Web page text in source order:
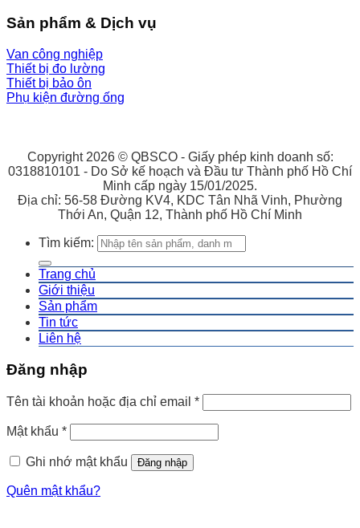
Sản phẩm & Dịch vụ
Van công nghiệp
Thiết bị đo lường
Thiết bị bảo ôn
Phụ kiện đường ống
Copyright 2026 © QBSCO - Giấy phép kinh doanh số:
0318810101 - Do Sở kế hoạch và Đầu tư Thành phố Hồ Chí
Minh cấp ngày 15/01/2025.
Địa chỉ: 56-58 Đường KV4, KDC Tân Nhã Vinh, Phường
Thới An, Quận 12, Thành phố Hồ Chí Minh
Tìm kiếm:
Trang chủ
Giới thiệu
Sản phẩm
Tin tức
Liên hệ
Đăng nhập
Tên tài khoản hoặc địa chỉ email *
Mật khẩu *
Ghi nhớ mật khẩu Đăng nhập
Quên mật khẩu?